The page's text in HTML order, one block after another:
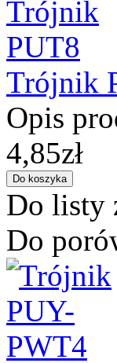
Trójnik
Opis
4,85zł
Do listy
Do